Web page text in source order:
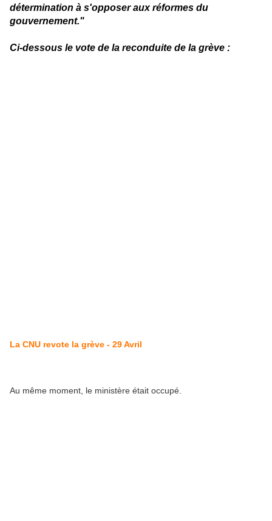
détermination à s'opposer aux réformes du
gouvernement."
Ci-dessous le vote de la reconduite de la grève :
La CNU revote la grève - 29 Avril
Au même moment, le ministère était occupé.